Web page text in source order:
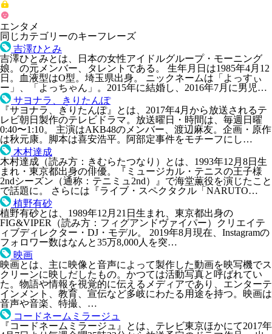
エンタメ
同じカテゴリーのキーフレーズ
吉澤ひとみ
吉澤ひとみとは、日本の女性アイドルグループ・モーニング
娘。の元メンバー、タレントである。 生年月日は1985年4月12
日。血液型はO型。埼玉県出身。 ニックネームは「よっすぃ
ー」、「よっちゃん」。2015年に結婚し、2016年7月に男児…
サヨナラ、きりたんぽ
『サヨナラ、きりたんぽ』とは、2017年4月から放送されるテ
レビ朝日製作のテレビドラマ。放送曜日・時間は、毎週日曜
0:40〜1:10。 主演はAKB48のメンバー、渡辺麻友。企画・原作
は秋元康。脚本は喜安浩平。阿部定事件をモチーフにし…
木村達成
木村達成（読み方：きむらたつなり）とは、1993年12月8日生
まれ・東京都出身の俳優。『ミュージカル・テニスの王子様
2ndシーズン（通称：テニミュ2nd）』で海堂薫役を演じたこと
で話題に。 さらには『ライブ・スペクタクル「NARUTO…
植野有砂
植野有砂とは、1989年12月21日生まれ、東京都出身の
FIG&VIPER（読み方：フィグアンドヴァイパー）クリエイテ
ィブディレクター・DJ・モデル。 2019年8月現在、Instagramの
フォロワー数はなんと35万8,000人を突…
映画
映画とは、主に映像と音声によって製作した動画を映写機でス
クリーンに映しだしたもの。かつては活動写真と呼ばれてい
た。物語や情報を視覚的に伝えるメディアであり、エンターテ
インメント、教育、宣伝など多岐にわたる用途を持つ。映画は
音声や音楽、特撮、…
コードネームミラージュ
『コードネームミラージュ』とは、テレビ東京ほかにて2017年